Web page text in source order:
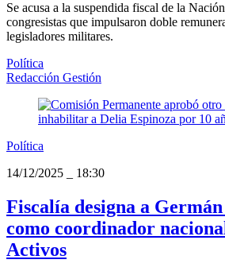
Se acusa a la suspendida fiscal de la
congresistas que impulsaron doble
legisladores militares.
Política
Redacción Gestión
Política
14/12/2025
18:30
Fiscalía designa a
como coordinador
Activos